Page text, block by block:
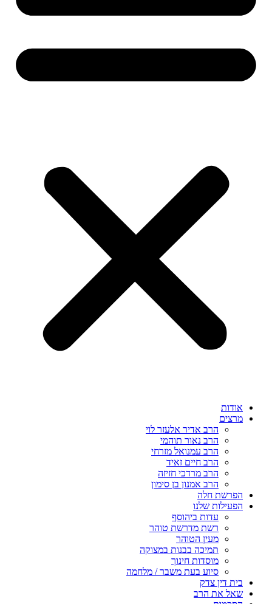
אודות
מרצים
הרב אדיר אלעזר לוי
הרב נאור תוהמי
הרב עמנואל מזרחי
הרב חיים זאיד
הרב מרדכי חזיזה
הרב אמנון בן סימון
הפרשת חלה
הפעילות שלנו
עדות ביהוסף
רשת מדרשת טוהר
מעין הטוהר
תמיכה בבנות במצוקה
מוסדות חינוך
סיוע בעת משבר / מלחמה
בית דין צדק
שאל את הרב